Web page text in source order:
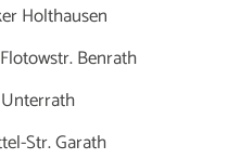
Holthausen
Benrath
Unterrath
Str. Garath